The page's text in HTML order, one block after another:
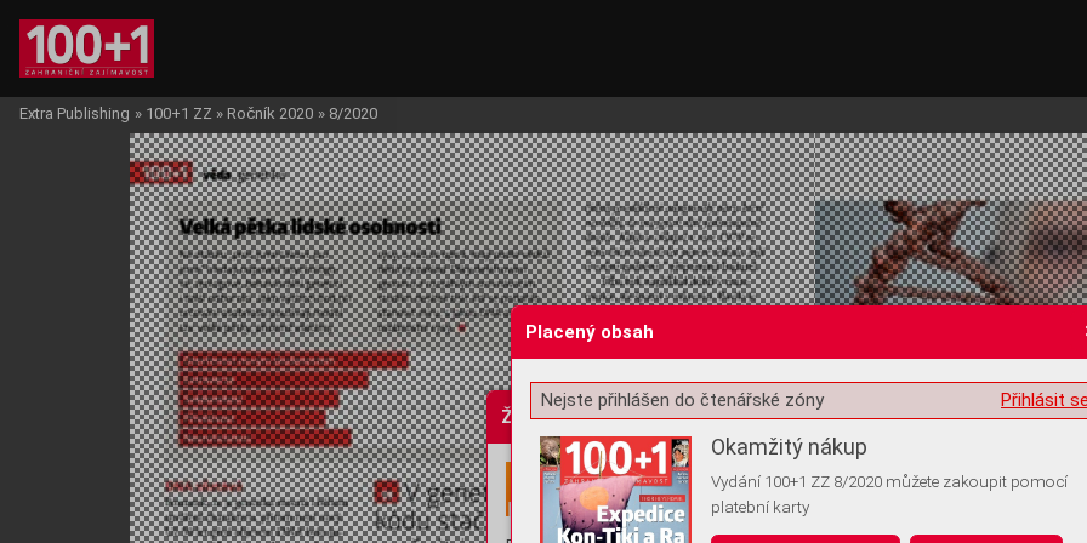
Žádost o souhlas s ukládáním volitelných informací
Extra Publishing » 100+1 ZZ » Ročník 2020 » 8/2020
Placený obsah
Přihlásit
Nejste přihlášen do čtenářské zóny
Okamžitý nákup
Vydání 100+1 ZZ 8/2020 můžete zakoupit pomocí
platební karty